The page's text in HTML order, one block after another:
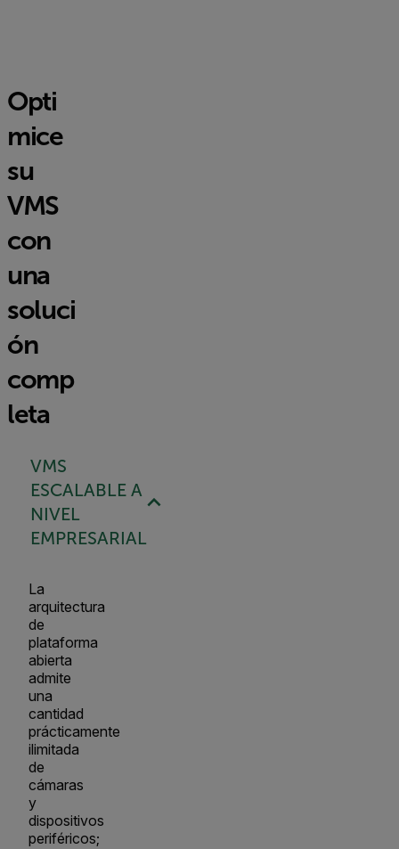
Opti
mice
su
VMS
con
una
soluci
ón
comp
leta
VMS
ESCALABLE A
NIVEL
EMPRESARIAL
La
arquitectura
de
plataforma
abierta
admite
una
cantidad
prácticamente
ilimitada
de
cámaras
y
dispositivos
periféricos;